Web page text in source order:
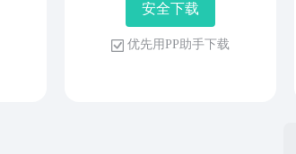
安 全 下 载
优 先 用 P P 助 手 下 载